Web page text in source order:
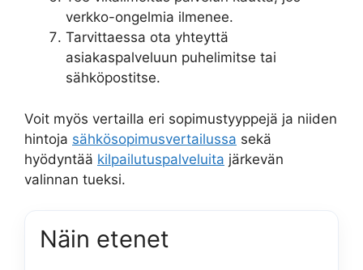
verkko-ongelmia ilmenee.
Tarvittaessa ota yhteyttä
asiakaspalveluun puhelimitse tai
sähköpostitse.
Voit myös vertailla eri sopimustyyppejä ja niiden
hintoja sähkösopimusvertailussa sekä
hyödyntää kilpailutuspalveluita järkevän
valinnan tueksi.
Näin etenet